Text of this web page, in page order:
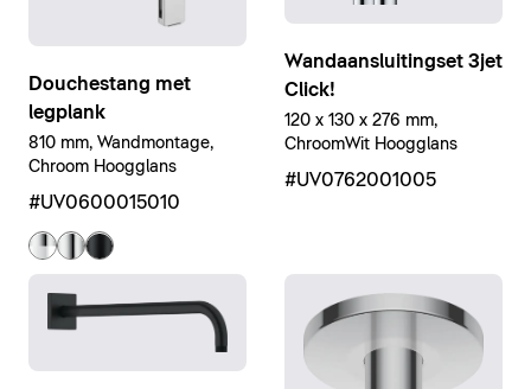
Douchestang met
legplank
810 mm, Wandmontage,
Chroom Hoogglans
#UV0600015010
Wandaansluitingset 3jet
Click!
120 x 130 x 276 mm,
ChroomWit Hoogglans
#UV0762001005